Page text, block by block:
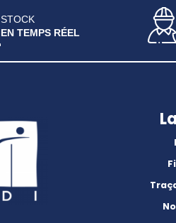
STOCK
EN TEMPS RÉEL